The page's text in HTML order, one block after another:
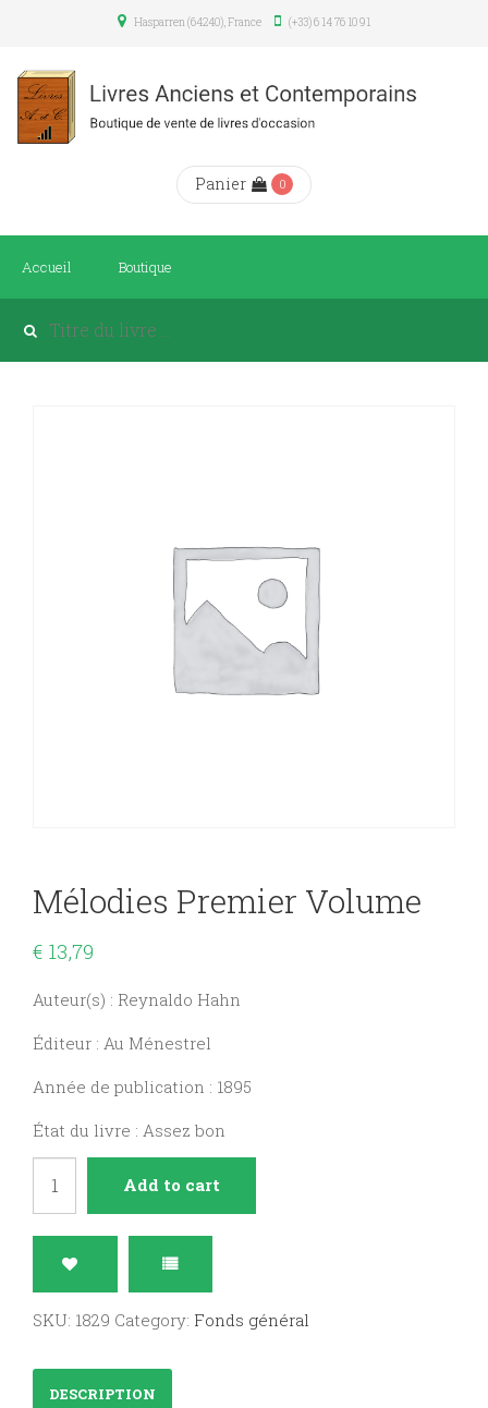
Hasparren (64240), France (+33) 6 14 76 10 91
Panier 0
Accueil Boutique
Mélodies Premier Volume
€ 13,79
Auteur(s) : Reynaldo Hahn
Éditeur : Au Ménestrel
Année de publication : 1895
État du livre : Assez bon
volume
quantity
Add to cart
SKU: 1829 Category: Fonds général
DESCRIPTION